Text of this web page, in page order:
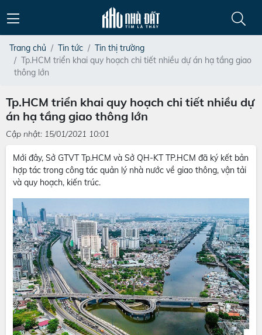
Trang chủ Tin tức
Tin thị trường
Tp.HCM triển khai quy hoạch chi tiết nhiều dự án hạ tầng giao
thông lớn
Tp.HCM triển khai quy hoạch chi tiết nhiều dự
án hạ tầng giao thông lớn
Cập nhật: 15/01/2021 10:01
Mới đây, Sở GTVT Tp.HCM và Sở QH-KT TP.HCM đã ký kết bản
hợp tác trong công tác quản lý nhà nước về giao thông, vận tải
và quy hoạch, kiến trúc.